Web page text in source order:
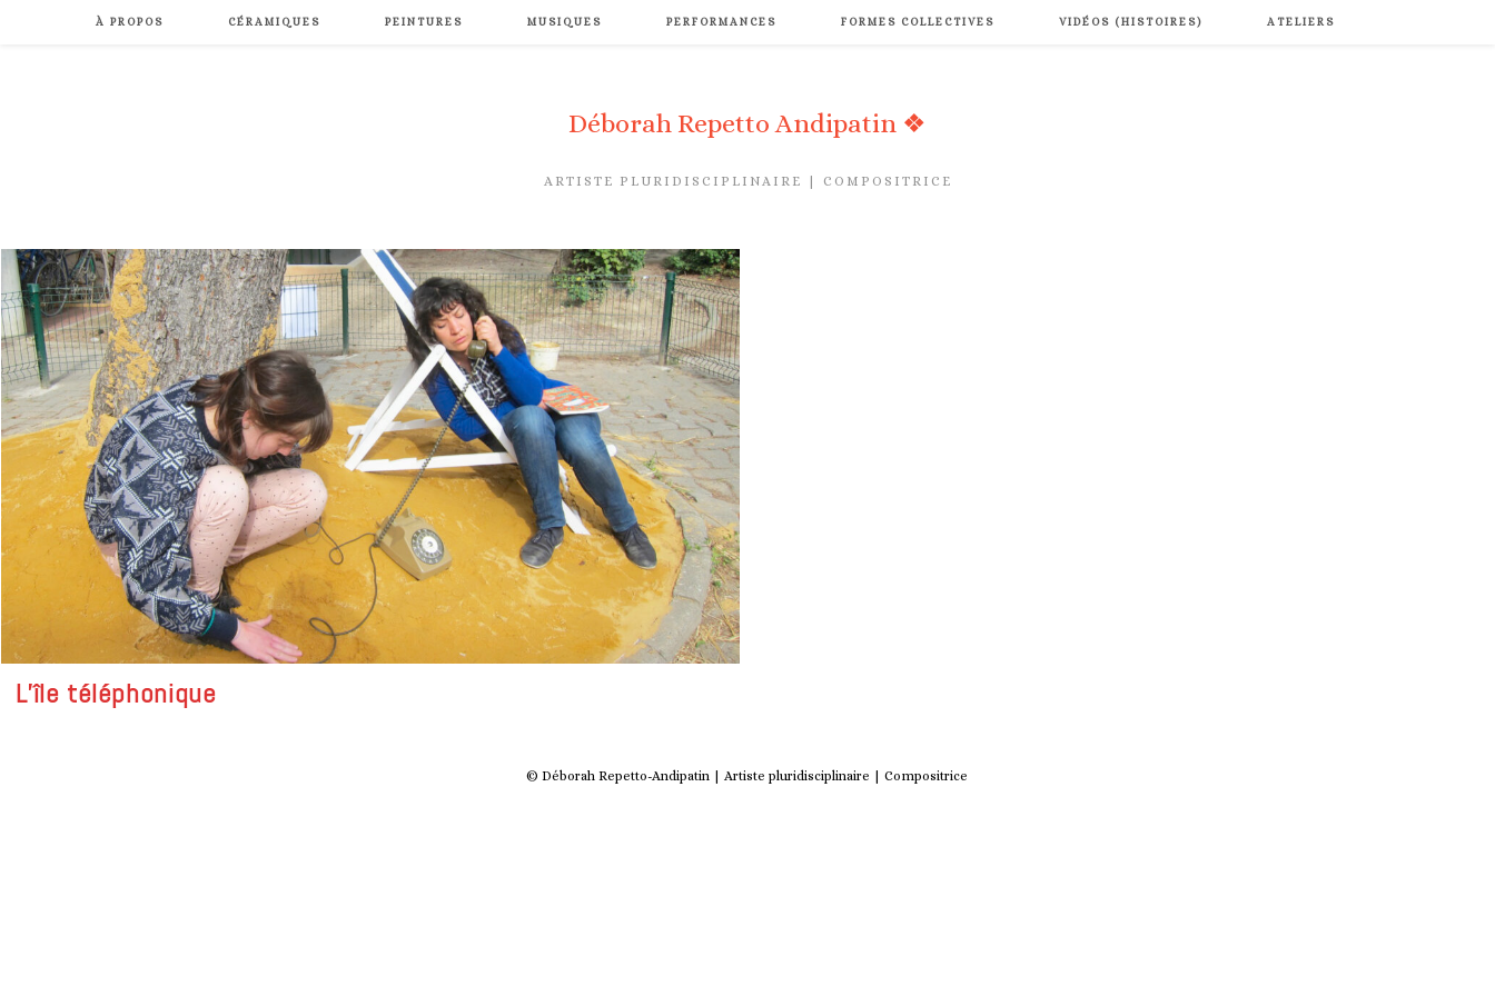
À PROPOS CÉRAMIQUES PEINTURES MUSIQUES PERFORMANCES FORMES COLLECTIVES VIDÉOS (HISTOIRES) ATELIERS
Déborah Repetto Andipatin ❖
ARTISTE PLURIDISCIPLINAIRE | COMPOSITRICE
L’île téléphonique
© Déborah Repetto-Andipatin | Artiste pluridisciplinaire | Compositrice